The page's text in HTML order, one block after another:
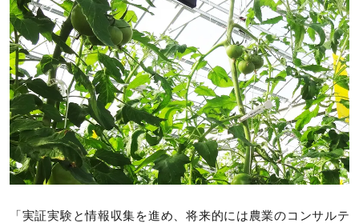
「実証実験と情報収集を進め、将来的には農業のコンサルテ